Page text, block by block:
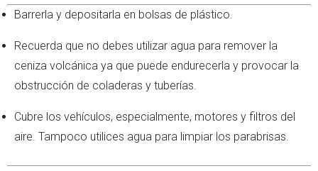
Barrerla y depositarla en bolsas de plástico.
Recuerda que no debes utilizar agua para remover la
ceniza volcánica ya que puede endurecerla y provocar la
obstrucción de coladeras y tuberías.
Cubre los vehículos, especialmente, motores y filtros del
aire. Tampoco utilices agua para limpiar los parabrisas.